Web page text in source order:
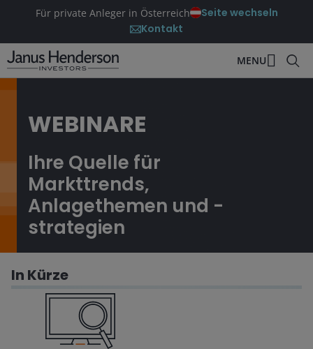
Für private Anleger in Österreich
Seite wechseln
Kontakt
MENU
WEBINARE
Ihre Quelle für
Markttrends,
Anlagethemen und -
strategien
In Kürze